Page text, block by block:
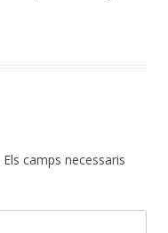
Els camps necessaris